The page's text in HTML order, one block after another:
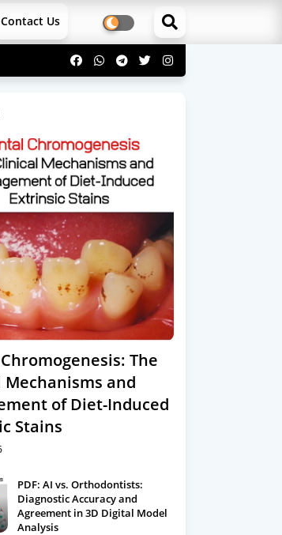
Contact Us
The
Mechanisms and
of Diet-Induced
Stains
PDF: AI vs. Orthodontists:
Diagnostic Accuracy and
Agreement in 3D Digital Model
Analysis